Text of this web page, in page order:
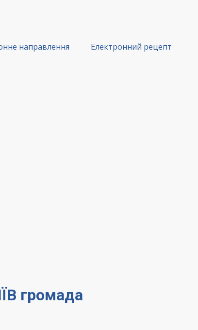
направлення Електронний рецепт
громада